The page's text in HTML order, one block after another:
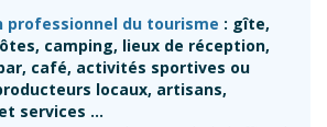
professionnel du tourisme : gîte,
camping, lieux de réception,
café, activités sportives ou
locaux, artisans,
services ...